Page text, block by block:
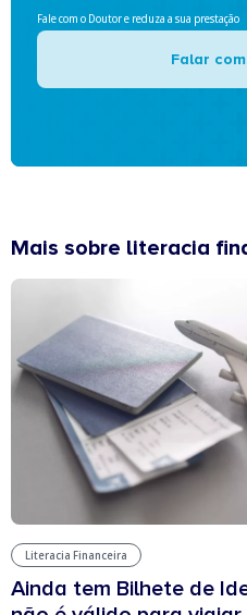
Fale com o Doutor e reduza a sua prestação
Falar
Mais sobre literacia
Literacia Financeira
Ainda tem Bilhete de